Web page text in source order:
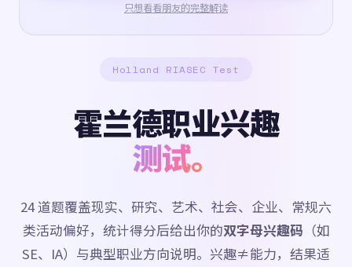
只想看看朋友的完整解读
Holland RIASEC Test
霍兰德职业兴趣
测试。
24 道题覆盖现实、研究、艺术、社会、企业、常规六
类活动偏好，统计得分后给出你的双字母兴趣码 （如
SE、IA）与典型职业方向说明。兴趣≠能力，结果适